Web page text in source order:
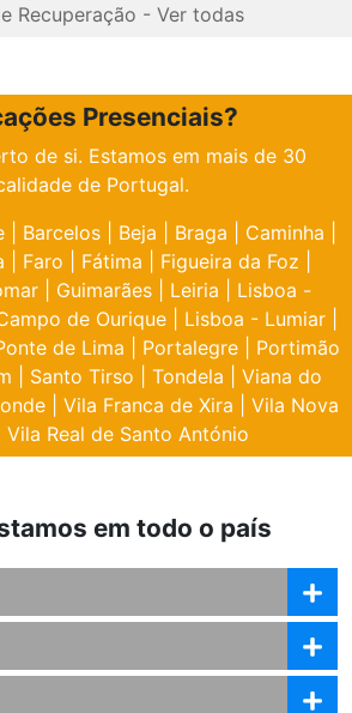
Recuperação - Ver todas
Presenciais?
de si. Estamos em mais de 30
de Portugal.
Barcelos Beja Braga Caminha
Faro Fátima Figueira da Foz
Guimarães Leiria
Lisboa -
de Ourique Lisboa - Lumiar
de Lima Portalegre
Portimão
Santo Tirso Tondela
Viana do
Vila Franca de Xira
Vila Nova
Vila Real de Santo António
em todo o país